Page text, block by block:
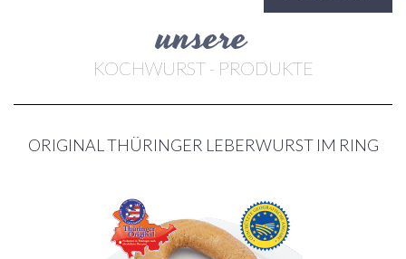
unsere
KOCHWURST - PRODUKTE
ORIGINAL THÜRINGER LEBERWURST IM RING